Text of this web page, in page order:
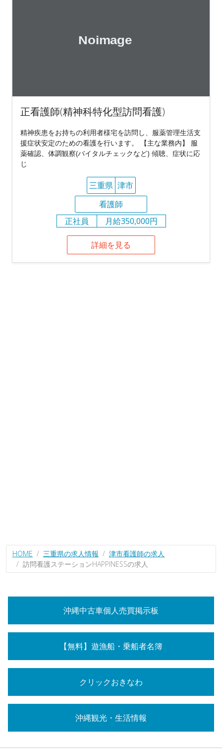
正看護師(精神科特化型訪問看護)
精神疾患をお持ちの利用者様宅を訪問し、服薬管理生活支
援症状安定のための看護を行います。 【主な業務内】 服
薬確認、体調観察(バイタルチェックなど) 傾聴、症状に応
じ
三重県 津市
看護師
正社員
月給350,000円
詳細を見る
HOME 三重県の求人情報
津市看護師の求人
訪問看護ステーションHAPPINESSの求人
沖縄中古車個人売買掲示板
【無料】遊漁船・乗船者名簿
クリックおきなわ
沖縄観光・生活情報